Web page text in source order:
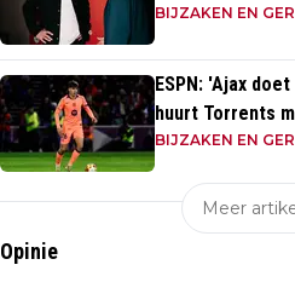
BIJZAKEN EN
ESPN: 'Ajax
huurt Torrents
BIJZAKEN EN
Meer
Opinie